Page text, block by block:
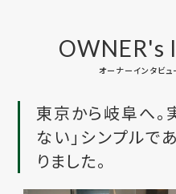
OWNER's
オーナーインタビュ
東京から岐阜へ。
ない」シンプルで
りました。